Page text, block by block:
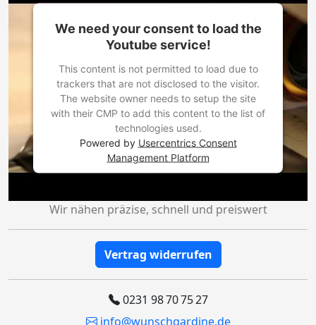
We need your consent to load the
Youtube service!
This content is not permitted to load due to
trackers that are not disclosed to the visitor.
The website owner needs to setup the site
with their CMP to add this content to the list of
technologies used.
Powered by Usercentrics Consent
Management Platform
Wir nähen präzise, schnell und preiswert
Vertrag widerrufen
0231 98 70 75 27
info@wunschgardine.de